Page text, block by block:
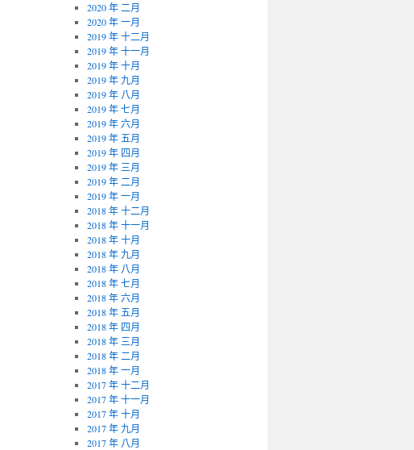
2020 年 二月
2020 年 一月
2019 年 十二月
2019 年 十一月
2019 年 十月
2019 年 九月
2019 年 八月
2019 年 七月
2019 年 六月
2019 年 五月
2019 年 四月
2019 年 三月
2019 年 二月
2019 年 一月
2018 年 十二月
2018 年 十一月
2018 年 十月
2018 年 九月
2018 年 八月
2018 年 七月
2018 年 六月
2018 年 五月
2018 年 四月
2018 年 三月
2018 年 二月
2018 年 一月
2017 年 十二月
2017 年 十一月
2017 年 十月
2017 年 九月
2017 年 八月